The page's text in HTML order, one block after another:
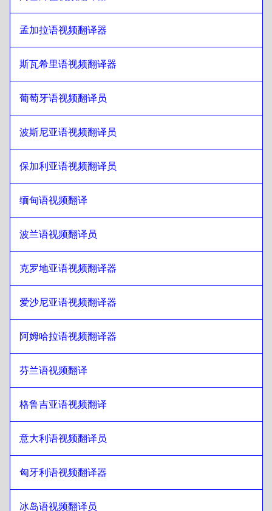
希伯来语至古巴西班牙语
古巴西班牙语至希伯来语
厄瓜多尔西班牙语至希伯来语
希伯来语至爱沙尼亚语
希伯来语至埃塞俄比亚阿姆哈拉语
埃塞俄比亚阿姆哈拉语至希伯来语
希伯来语至 菲律宾英语/菲律宾语
菲律宾英语/菲律宾语至希伯来语
希伯来语至法语
法语至希伯来语
乔治亚语至希伯来语
希伯来语 至意大利语
意大利语
希伯来语
希伯来语至匈牙利语
希伯来语至冰岛语
冰岛语至希伯来语
希伯来语至印度尼西亚爪哇语/巽他语
印度尼西亚爪哇语/巽他语
孟加拉语视频翻译器
斯瓦希里语视频翻译器
葡萄牙语视频翻译员
波斯尼亚语视频翻译员
保加利亚语视频翻译员
缅甸语视频翻译
波兰语视频翻译员
克罗地亚语视频翻译器
爱沙尼亚语视频翻译器
阿姆哈拉语视频翻译器
芬兰语视频翻译
格鲁吉亚语视频翻译
意大利语视频翻译员
匈牙利语视频翻译器
冰岛语视频翻译员